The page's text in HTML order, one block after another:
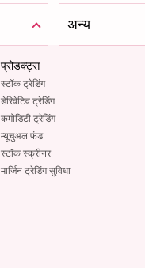
प्रोडक्ट्स
स्टॉक ट्रेडिंग
डेरिवेटिव ट्रेडिंग
कमोडिटी ट्रेडिंग
म्यूचुअल फंड
स्टॉक स्क्रीनर
मार्जिन ट्रेडिंग सुविधा
अन्य